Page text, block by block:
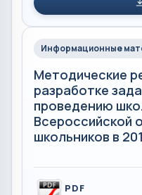
Информационные
Методические
разработке
проведению
Всероссийской
школьников в
PDF